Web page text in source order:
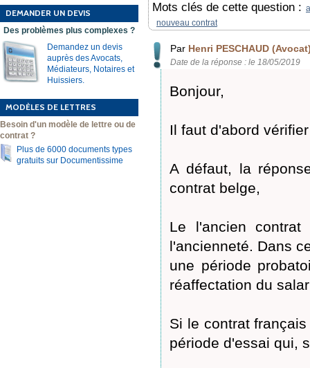
DEMANDER UN DEVIS
Des problèmes plus complexes ?
Demandez un devis
auprès des Avocats,
Médiateurs, Notaires et
Huissiers.
MODÈLES DE LETTRES
Besoin d'un modèle de lettre ou de
contrat ?
Plus de 6000 documents types
gratuits sur Documentissime
Mots clés de cette question :
nouveau contrat
Par Henri PESCHAUD
Date de la réponse : le 18/05/2019
Bonjour,
Il faut d'abord
A défaut, la
contrat belge,
Le l'ancien
l'ancienneté. Dans
une période
réaffectation du
Si le contrat
période d'essai qui,